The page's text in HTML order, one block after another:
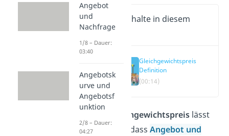
Wichtige Inhalte in diesem
Video
Gleichgewichtspreis
Definition
(00:14)
Gleichgewichtspreislässt
sich der Satz, dass Angebot und
Angebot
und
Nachfrage
1/8 – Dauer:
03:40
Angebotsk
urve und
Angebotsf
unktion
2/8 – Dauer:
04:27